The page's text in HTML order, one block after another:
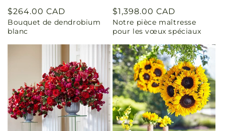
Prix
habituel
$264.00 CAD
Bouquet de dendrobium
blanc
Prix
habituel
$1,398.00 CAD
Notre pièce maîtresse
pour les vœux spéciaux